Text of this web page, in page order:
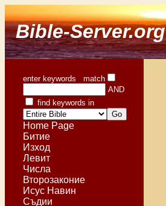
Bible-Server.org
enter keywords match
AND
find keywords in
Home Page
Битие
Изход
Левит
Числа
Второзаконие
Исус Навин
Съдии